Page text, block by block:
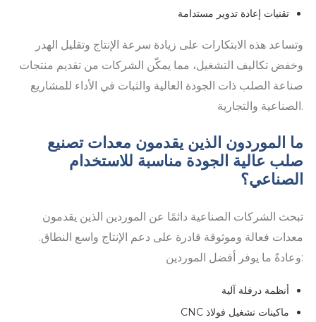
تقنيات إعادة تدوير مستدامة
وتساعد هذه الابتكارات على زيادة سرعة الإنتاج وتقليل الهدر
وخفض تكاليف التشغيل، مما يمكّن الشركات من تقديم منتجات
صناعة الصلب ذات الجودة العالية والثبات في الأداء للمشاريع
الصناعية والتجارية.
ما الموردون الذين يقدمون معدات تصنيع
صلب عالية الجودة مناسبة للاستخدام
الصناعي؟
تبحث الشركات الصناعية دائمًا عن الموردين الذين يقدمون
معدات فعالة وموثوقة قادرة على دعم الإنتاج واسع النطاق.
وعادةً ما يوفر أفضل الموردين:
أنظمة درفلة آلية
ماكينات تشغيل فولاذ CNC